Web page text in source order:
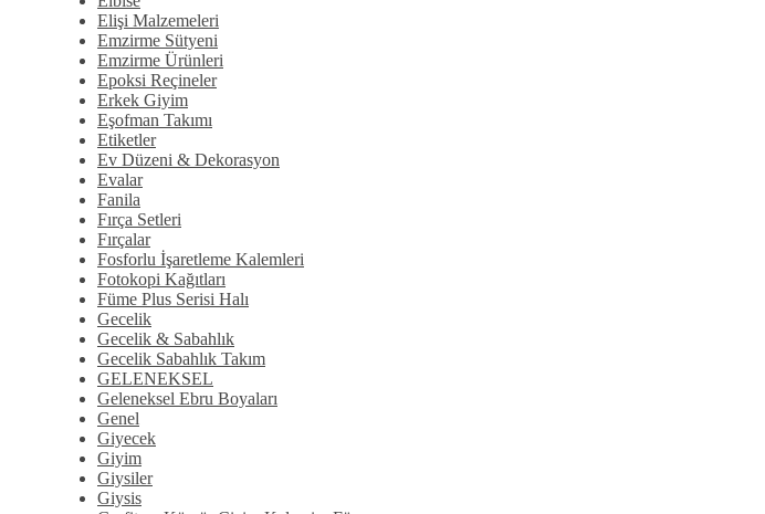
Elişi Malzemeleri
Emzirme Sütyeni
Emzirme Ürünleri
Epoksi Reçineler
Erkek Giyim
Eşofman Takımı
Etiketler
Ev Düzeni & Dekorasyon
Evalar
Fanila
Fırça Setleri
Fırçalar
Fosforlu İşaretleme Kalemleri
Fotokopi Kağıtları
Füme Plus Serisi Halı
Gecelik
Gecelik & Sabahlık
Gecelik Sabahlık Takım
GELENEKSEL
Geleneksel Ebru Boyaları
Genel
Giyecek
Giyim
Giysiler
Giysis